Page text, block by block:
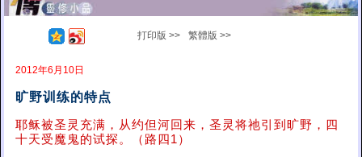
打印版 >> 繁體版 >>
2012年6月10日
旷野训练的特点
耶稣被圣灵充满，从约但河回来，圣灵将祂引到旷野，四
十天受魔鬼的试探。（路四1）